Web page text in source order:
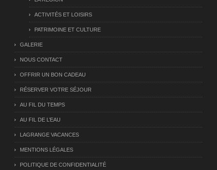
ACTIVITÉS ET LOISIRS
PATRIMOINE ET CULTURE
GALERIE
NOUS CONTACT
OFFRIR UN BON CADEAU
RÉSERVER VOTRE SÉJOUR
AU FIL DU TEMPS
AU FIL DE L’EAU
LAGRANGE VACANCES
MENTIONS LÉGALES
POLITIQUE DE CONFIDENTIALITÉ